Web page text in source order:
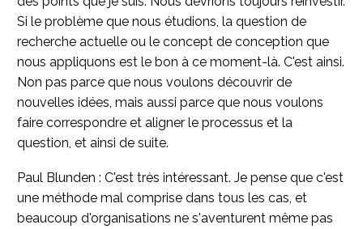
Si le problème que nous étudions, la question de
recherche actuelle ou le concept de conception que
nous appliquons est le bon à ce moment-là. C'est ainsi.
Non pas parce que nous voulons découvrir de
nouvelles idées, mais aussi parce que nous voulons
faire correspondre et aligner le processus et la
question, et ainsi de suite.
Paul Blunden : C'est très intéressant. Je pense que c'est
une méthode mal comprise dans tous les cas, et
beaucoup d'organisations ne s'aventurent même pas